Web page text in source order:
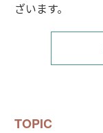
ざいます。